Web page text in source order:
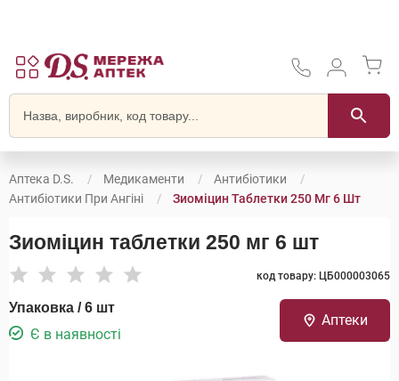
Аптека D.S. Медикаменти
Антибіотики
Антибіотики При Ангіні
Зиоміцин Таблетки 250 Мг 6 Шт
Зиоміцин таблетки 250 мг 6 шт
код товару: ЦБ000003065
Упаковка / 6 шт
Є в наявності
Аптеки